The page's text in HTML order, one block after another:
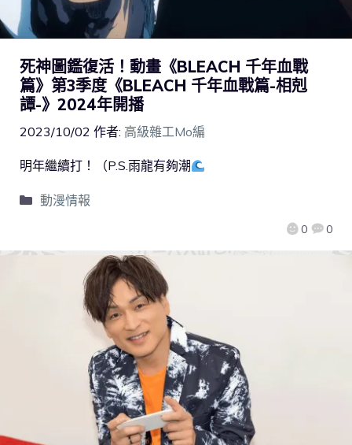
死神圖鑑復活！動畫《BLEACH 千年血戰
篇》第3季度《BLEACH 千年血戰篇-相剋
譚-》2024年開播
2023/10/02 作者: 高級雜工Mo編
0 0
明年繼續打！（P.S.雨龍有夠潮
動漫情報